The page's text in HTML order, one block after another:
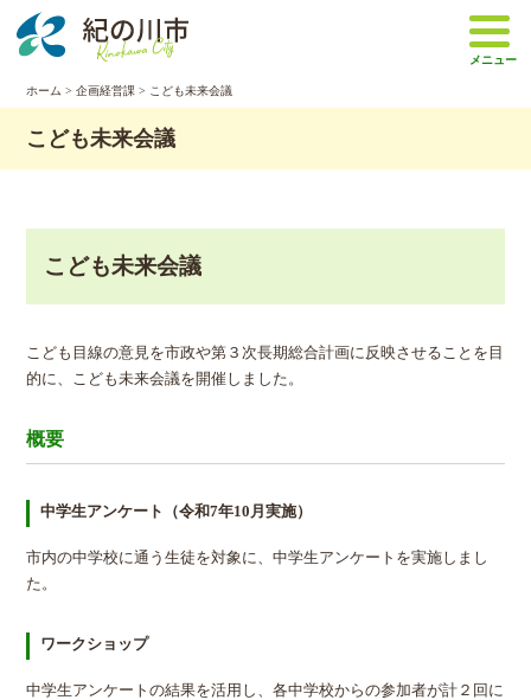
メニュー
ホーム >企画経営課 > こども未来会議
こども未来会議
こども未来会議
こども目線の意見を市政や第３次長期総合計画に反映させることを目
的に、こども未来会議を開催しました。
概要
中学生アンケート（令和7年10月実施）
市内の中学校に通う生徒を対象に、中学生アンケートを実施しまし
た。
ワークショップ
中学生アンケートの結果を活用し、各中学校からの参加者が計２回に